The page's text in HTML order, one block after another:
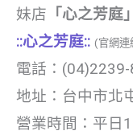
妹店 「心之芳庭」
::心之芳庭:: (官網連
電話：
地址： 台中市北
營業時間： 平日